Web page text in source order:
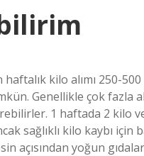
haftalık kilo alımı 250-
Genellikle çok fazla
1 haftada 2 kilo
sağlıklı kilo kaybı için
açısından yoğun